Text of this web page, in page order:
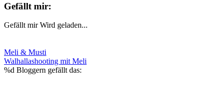
Gefällt mir:
Gefällt mir Wird geladen...
Meli & Musti
Walhallashooting mit Meli
%d Bloggern gefällt das: